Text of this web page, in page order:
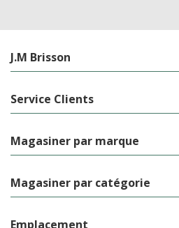
J.M Brisson
Service Clients
Magasiner par marque
Magasiner par catégorie
Emplacement